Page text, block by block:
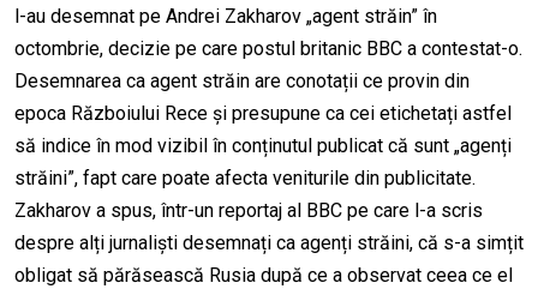
l-au desemnat pe Andrei Zakharov „agent străin” în
octombrie, decizie pe care postul britanic BBC a contestat-o.
Desemnarea ca agent străin are conotații ce provin din
epoca Războiului Rece și presupune ca cei etichetați astfel
să indice în mod vizibil în conținutul publicat că sunt „agenți
străini”, fapt care poate afecta veniturile din publicitate.
Zakharov a spus, într-un reportaj al BBC pe care l-a scris
despre alți jurnaliști desemnați ca agenți străini, că s-a simțit
obligat să părăsească Rusia după ce a observat ceea ce el